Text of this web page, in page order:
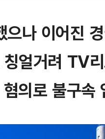
으나 이어진
얼거려 TV
의로 불구속